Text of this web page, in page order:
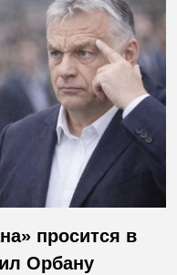
просится в
Орбану